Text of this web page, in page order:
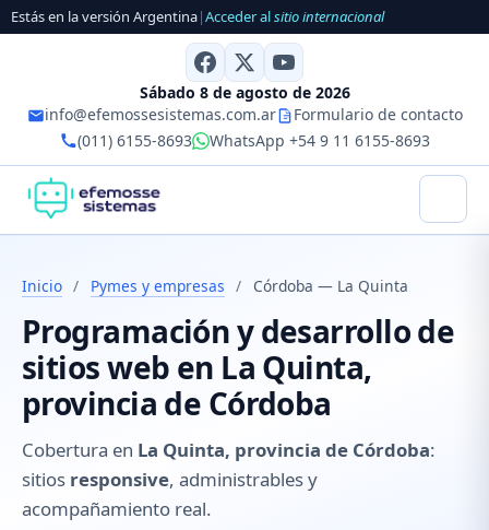
Estás en la versión Argentina|Acceder alsitio internacional
Sábado 8 de agosto de 2026
info@efemossesistemas.com.ar
Formulario de contacto
(011) 6155-8693
WhatsApp +54 9 11 6155-8693
Inicio / Pymes y empresas / Córdoba — La Quinta
Programación y desarrollo de
sitios web en La Quinta,
provincia de Córdoba
Cobertura en La Quinta, provincia de Córdoba:
sitios responsive, administrables y
acompañamiento real.